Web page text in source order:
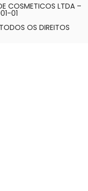
COSMETICOS LTDA –
01
OS DIREITOS